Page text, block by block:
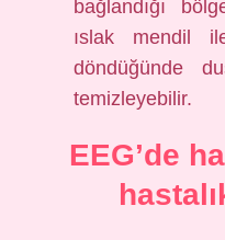
bağlandığı
ıslak mendil
döndüğünde
temizleyebilir.
EEG’de